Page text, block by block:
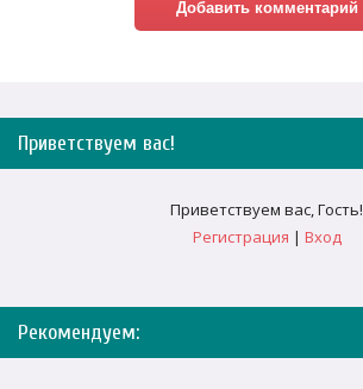
Приветствуем вас!
Приветствуем вас,Гость!
Регистрация | Вход
Рекомендуем: